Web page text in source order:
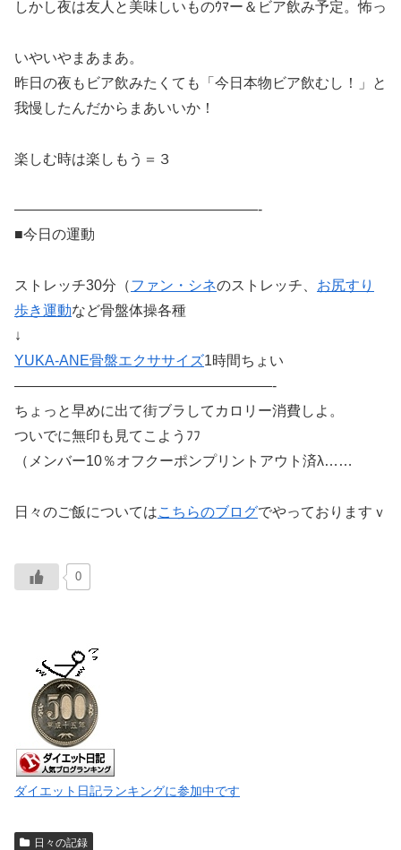
しかし夜は友人と美味しいものｳﾏー＆ビア飲み予定。怖っ
いやいやまあまあ。
昨日の夜もビア飲みたくても「今日本物ビア飲むし！」と
我慢したんだからまあいいか！
楽しむ時は楽しもう＝３
—————————————————-
■今日の運動
ストレッチ30分（ファン・シネのストレッチ、 お尻すり
歩き運動など骨盤体操各種
↓
YUKA-ANE骨盤エクササイズ1時間ちょい
——————————————————-
ちょっと早めに出て街ブラしてカロリー消費しよ。
ついでに無印も見てこようﾌﾌ
（メンバー10％オフクーポンプリントアウト済λ……
日々のご飯についてはこちらのブログでやっておりますｖ
0
ダイエット日記ランキングに参加中です
日々の記録